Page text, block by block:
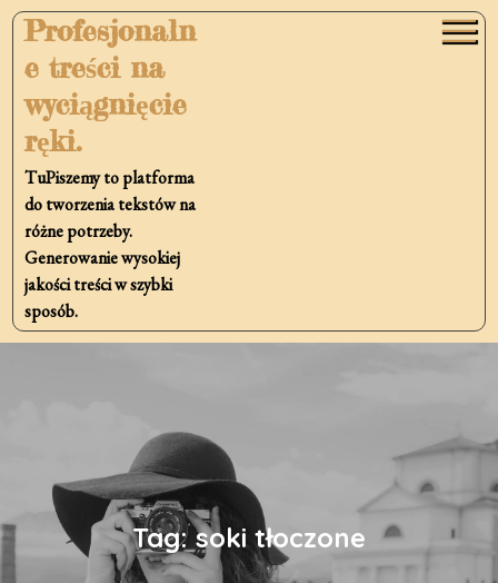
Skip
content
Profesjonaln
e treści na
wyciągnięcie
ręki.
TuPiszemy to platforma
do tworzenia tekstów na
różne potrzeby.
Generowanie wysokiej
jakości treści w szybki
sposób.
Tag:soki tłoczone